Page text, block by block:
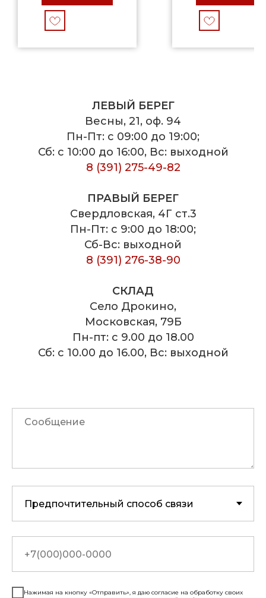
ЛЕВЫЙ БЕРЕГ
Весны, 21, оф. 94
Пн-Пт: с 09:00 до 19:00;
Сб: с 10:00 до 16:00, Вс: выходной
8 (391) 275-49-82
ПРАВЫЙ БЕРЕГ
Свердловская, 4Г ст.3
Пн-Пт: с 9:00 до 18:00;
Сб-Вс: выходной
8 (391) 276-38-90
СКЛАД
Село Дрокино,
Московская, 79Б
Пн-пт: с 9.00 до 18.00
Сб: с 10.00 до 16.00, Вс: выходной
Нажимая на кнопку «Отправить», я даю согласие на обработку своих